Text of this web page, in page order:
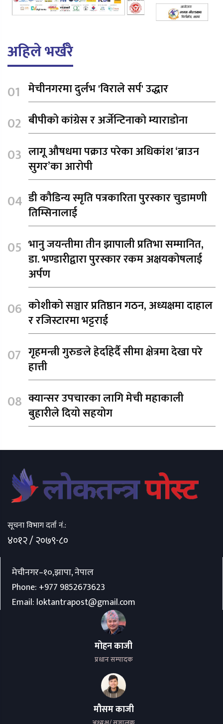
अहिले भर्खरै
मेचीनगरमा दुर्लभ 'विराले सर्प' उद्धार
बीपीको कांग्रेस र अर्जेन्टिनाको म्याराडोना
लागू औषधमा पक्राउ परेका अधिकांश ‘ब्राउन
सुगर’का आरोपी
डी कौडिन्य स्मृति पत्रकारिता पुरस्कार चुडामणी
तिम्सिनालाई
भानु जयन्तीमा तीन झापाली प्रतिभा सम्मानित,
डा. भण्डारीद्वारा पुरस्कार रकम अक्षयकोषलाई
अर्पण
कोशीको सञ्चार प्रतिष्ठान गठन, अध्यक्षमा दाहाल
र रजिस्टारमा भट्टराई
गृहमन्त्री गुरुङले हेर्दाहेर्दै सीमा क्षेत्रमा देखा परे
हात्ती
क्यान्सर उपचारका लागि मेची महाकाली
बुहारीले दियो सहयोग
सूचना विभाग दर्ता नं.:
४०१२ / २०७९-८०
मेचीनगर–१०,झापा, नेपाल
Phone: +977 9852673623
Email: loktantrapost@gmail.com
मोहन काजी
प्रधान सम्पादक
मौसम काजी